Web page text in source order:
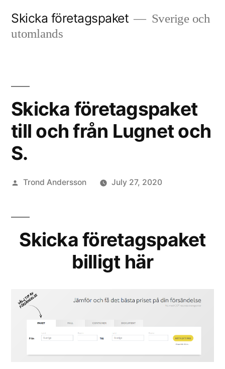
Skicka företagspaket
Sverige och
utomlands
Skicka företagspaket
till och från Lugnet och
S.
Posted
Trond Andersson July 27, 2020
Skicka företagspaket
billigt här